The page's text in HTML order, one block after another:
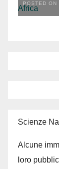
POSTED
Scienze
Alcune
loro